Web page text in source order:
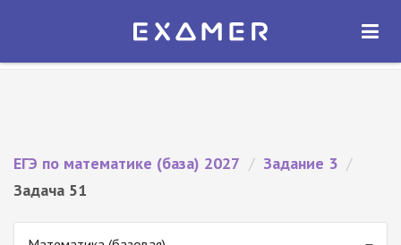
Экзамер — ЕГЭ 2027
ОТКРЫТЬ
ЕГЭ по математике (база) 2027 / Задание 3 /
Задача 51